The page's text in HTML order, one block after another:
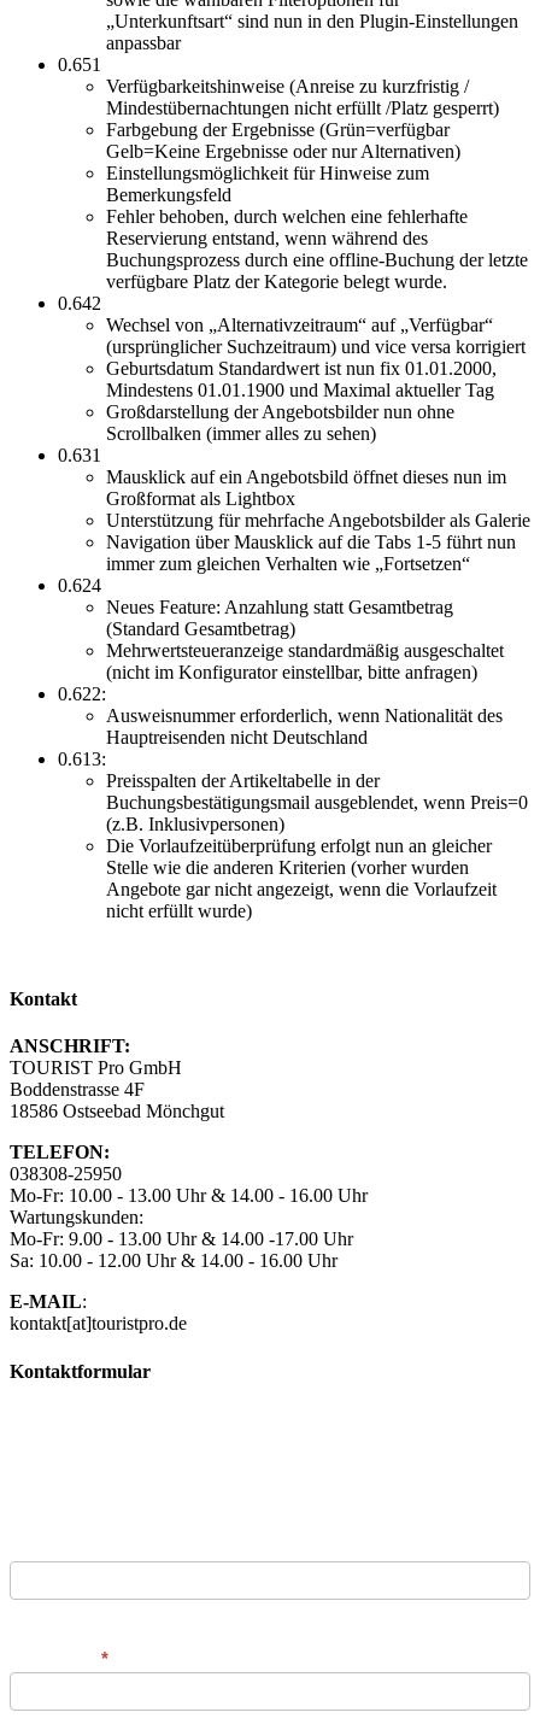
„Unterkunftsart“ sind nun in den Plugin-Einstellungen
anpassbar
0.651
Verfügbarkeitshinweise (Anreise zu kurzfristig /
Mindestübernachtungen nicht erfüllt /Platz gesperrt)
Farbgebung der Ergebnisse (Grün=verfügbar
Gelb=Keine Ergebnisse oder nur Alternativen)
Einstellungsmöglichkeit für Hinweise zum
Bemerkungsfeld
Fehler behoben, durch welchen eine fehlerhafte
Reservierung entstand, wenn während des
Buchungsprozess durch eine offline-Buchung der letzte
verfügbare Platz der Kategorie belegt wurde.
0.642
Wechsel von „Alternativzeitraum“ auf „Verfügbar“
(ursprünglicher Suchzeitraum) und vice versa korrigiert
Geburtsdatum Standardwert ist nun fix 01.01.2000,
Mindestens 01.01.1900 und Maximal aktueller Tag
Großdarstellung der Angebotsbilder nun ohne
Scrollbalken (immer alles zu sehen)
0.631
Mausklick auf ein Angebotsbild öffnet dieses nun im
Großformat als Lightbox
Unterstützung für mehrfache Angebotsbilder als Galerie
Navigation über Mausklick auf die Tabs 1-5 führt nun
immer zum gleichen Verhalten wie „Fortsetzen“
0.624
Neues Feature: Anzahlung statt Gesamtbetrag
(Standard Gesamtbetrag)
Mehrwertsteueranzeige standardmäßig ausgeschaltet
(nicht im Konfigurator einstellbar, bitte anfragen)
0.622:
Ausweisnummer erforderlich, wenn Nationalität des
Hauptreisenden nicht Deutschland
0.613:
Preisspalten der Artikeltabelle in der
Buchungsbestätigungsmail ausgeblendet, wenn Preis=0
(z.B. Inklusivpersonen)
Die Vorlaufzeitüberprüfung erfolgt nun an gleicher
Stelle wie die anderen Kriterien (vorher wurden
Angebote gar nicht angezeigt, wenn die Vorlaufzeit
nicht erfüllt wurde)
Kontakt
ANSCHRIFT:
TOURIST Pro GmbH
Boddenstrasse 4F
18586 Ostseebad Mönchgut
TELEFON:
038308-25950
Mo-Fr: 10.00 - 13.00 Uhr & 14.00 - 16.00 Uhr
Wartungskunden:
Mo-Fr: 9.00 - 13.00 Uhr & 14.00 -17.00 Uhr
Sa: 10.00 - 12.00 Uhr & 14.00 - 16.00 Uhr
E-MAIL:
kontakt[at]touristpro.de
Kontaktformular
*